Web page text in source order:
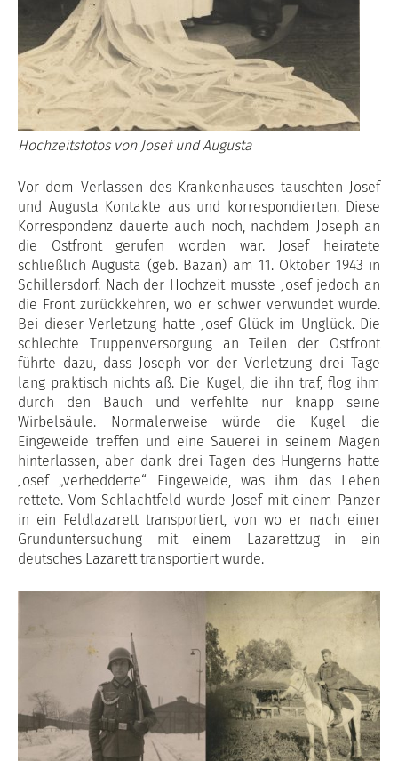
Hochzeitsfotos von Josef und Augusta
Vor dem Verlassen des Krankenhauses tauschten Josef
und Augusta Kontakte aus und korrespondierten. Diese
Korrespondenz dauerte auch noch, nachdem Joseph an
die Ostfront gerufen worden war. Josef heiratete
schließlich Augusta (geb. Bazan) am 11. Oktober 1943 in
Schillersdorf. Nach der Hochzeit musste Josef jedoch an
die Front zurückkehren, wo er schwer verwundet wurde.
Bei dieser Verletzung hatte Josef Glück im Unglück. Die
schlechte Truppenversorgung an Teilen der Ostfront
führte dazu, dass Joseph vor der Verletzung drei Tage
lang praktisch nichts aß. Die Kugel, die ihn traf, flog ihm
durch den Bauch und verfehlte nur knapp seine
Wirbelsäule. Normalerweise würde die Kugel die
Eingeweide treffen und eine Sauerei in seinem Magen
hinterlassen, aber dank drei Tagen des Hungerns hatte
Josef „verhedderte“ Eingeweide, was ihm das Leben
rettete. Vom Schlachtfeld wurde Josef mit einem Panzer
in ein Feldlazarett transportiert, von wo er nach einer
Grunduntersuchung mit einem Lazarettzug in ein
deutsches Lazarett transportiert wurde.